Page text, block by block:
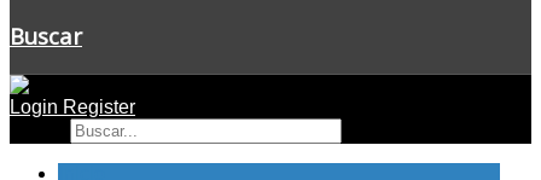
Buscar
Login Register